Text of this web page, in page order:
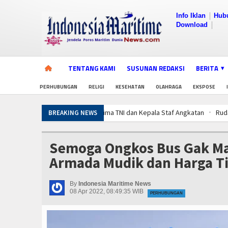
Info Iklan
Download
TENTANG KAMI SUSUNAN REDAKSI BERITA
PERHUBUNGAN RELIGI KESEHATAN OLAHRAGA EKSPOSE
BREAKING NEWS
TNI dan Kepala Staf Angkatan Rudal Kapal Perang TNI, Drone
Menaker: Penting, Penguatan Kompetensi Lulusan
TNI dan Kepala Staf Angkatan
Rudal Kapal Perang TNI, Drone
Menaker: Penting, Penguatan Kompetensi Lulusan
Semoga Ongkos Bus Gak
Armada Mudik dan Harga
By Indonesia Maritime News
08 Apr 2022, 08:49:35 WIB
PERHUBUNGAN